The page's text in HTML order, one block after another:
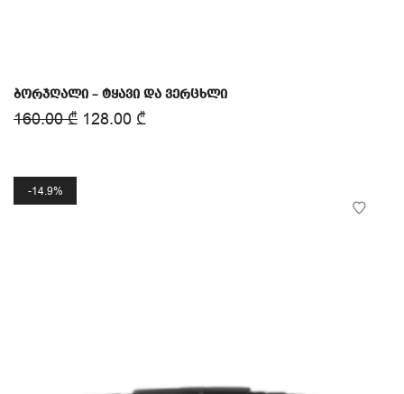
ბორჯღალი – ტყავი და ვერცხლი
160.00₾ 128.00 ₾
14.9%